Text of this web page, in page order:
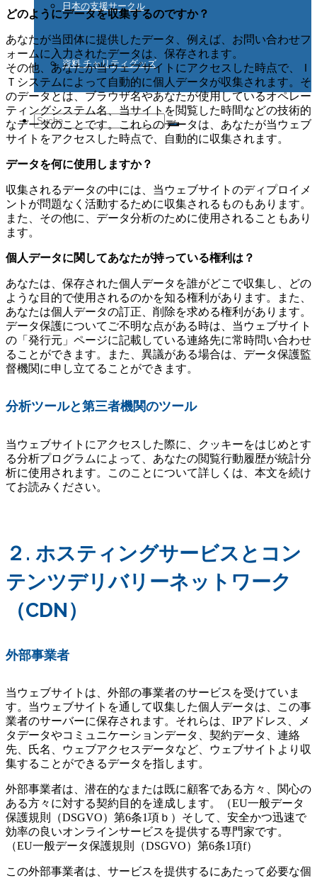
日本の支援サークル
資料 チャリティグッズ
Suche
どのようにデータを収集するのですか？
あなたが当団体に提供したデータ、例えば、お問い合わせフ
ォームに入力されたデータは、保存されます。
その他、あなたが当ウェブサイトにアクセスした時点で、Ｉ
Ｔシステムによって自動的に個人データが収集されます。そ
のデータとは、ブラウザ名やあなたが使用しているオペレー
ティングシステム名、当サイトを閲覧した時間などの技術的
なデータのことです。これらのデータは、あなたが当ウェブ
サイトをアクセスした時点で、自動的に収集されます。
データを何に使用しますか？
収集されるデータの中には、当ウェブサイトのディプロイメ
ントが問題なく活動するために収集されるものもあります。
また、その他に、データ分析のために使用されることもあり
ます。
個人データに関してあなたが持っている権利は？
あなたは、保存された個人データを誰がどこで収集し、どの
ような目的で使用されるのかを知る権利があります。また、
あなたは個人データの訂正、削除を求める権利があります。
データ保護についてご不明な点がある時は、当ウェブサイト
の「発行元」ページに記載している連絡先に常時問い合わせ
ることができます。また、異議がある場合は、データ保護監
督機関に申し立てることができます。
分析ツールと第三者機関のツール
当ウェブサイトにアクセスした際に、クッキーをはじめとす
る分析プログラムによって、あなたの閲覧行動履歴が統計分
析に使用されます。このことについて詳しくは、本文を続け
てお読みください。
２. ホスティングサービスとコン
テンツデリバリーネットワーク
（CDN）
外部事業者
当ウェブサイトは、外部の事業者のサービスを受けていま
す。当ウェブサイトを通して収集した個人データは、この事
業者のサーバーに保存されます。それらは、IPアドレス、メ
タデータやコミュニケーションデータ、契約データ、連絡
先、氏名、ウェブアクセスデータなど、ウェブサイトより収
集することができるデータを指します。
外部事業者は、潜在的なまたは既に顧客である方々、関心の
ある方々に対する契約目的を達成します。（EU一般データ
保護規則（DSGVO）第6条1項ｂ）そして、安全かつ迅速で
効率の良いオンラインサービスを提供する専門家です。
（EU一般データ保護規則（DSGVO）第6条1項f）
この外部事業者は、サービスを提供するにあたって必要な個